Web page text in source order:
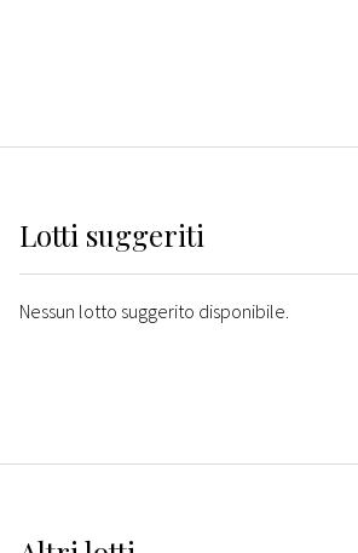
Lotti suggeriti
Nessun lotto suggerito disponibile.